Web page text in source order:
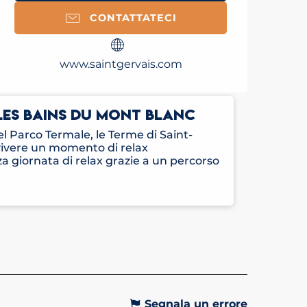
CONTATTATECI
www.saintgervais.com
BAINS DU MONT BLANC
Parco Termale, le Terme di Saint-
un momento di relax
giornata di relax grazie a un percorso
Segnala un errore